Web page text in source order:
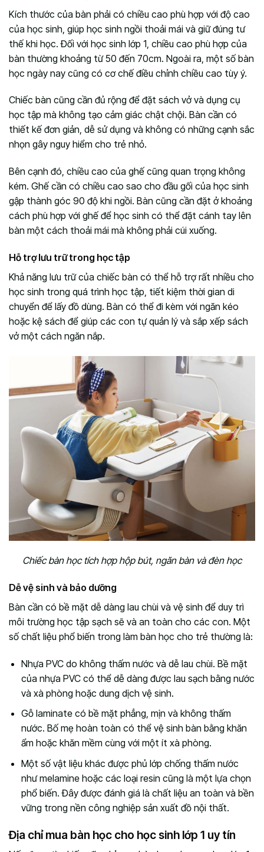
Kích thước của bàn phải có chiều cao phù hợp với độ cao
của học sinh, giúp học sinh ngồi thoải mái và giữ đúng tư
thế khi học. Đối với học sinh lớp 1, chiều cao phù hợp của
bàn thường khoảng từ 50 đến 70cm. Ngoài ra, một số bàn
học ngày nay cũng có cơ chế điều chỉnh chiều cao tùy ý.
Chiếc bàn cũng cần đủ rộng để đặt sách vở và dụng cụ
học tập mà không tạo cảm giác chật chội. Bàn cần có
thiết kế đơn giản, dễ sử dụng và không có những cạnh sắc
nhọn gây nguy hiểm cho trẻ nhỏ.
Bên cạnh đó, chiều cao của ghế cũng quan trọng không
kém. Ghế cần có chiều cao sao cho đầu gối của học sinh
gập thành góc 90 độ khi ngồi. Bàn cũng cần đặt ở khoảng
cách phù hợp với ghế để học sinh có thể đặt cánh tay lên
bàn một cách thoải mái mà không phải cúi xuống.
Hỗ trợ lưu trữ trong học tập
Khả năng lưu trữ của chiếc bàn có thể hỗ trợ rất nhiều cho
học sinh trong quá trình học tập, tiết kiệm thời gian di
chuyển để lấy đồ dùng. Bàn có thể đi kèm với ngăn kéo
hoặc kệ sách để giúp các con tự quản lý và sắp xếp sách
vở một cách ngăn nắp.
Chiếc bàn học tích hợp hộp bút, ngăn bàn và đèn học
Dễ vệ sinh và bảo dưỡng
Bàn cần có bề mặt dễ dàng lau chùi và vệ sinh để duy trì
môi trường học tập sạch sẽ và an toàn cho các con. Một
số chất liệu phổ biến trong làm bàn học cho trẻ thường là:
Nhựa PVC do không thấm nước và dễ lau chùi. Bề mặt
của nhựa PVC có thể dễ dàng được lau sạch bằng nước
và xà phòng hoặc dung dịch vệ sinh.
Gỗ laminate có bề mặt phẳng, mịn và không thấm
nước. Bố mẹ hoàn toàn có thể vệ sinh bàn bằng khăn
ẩm hoặc khăn mềm cùng với một ít xà phòng.
Một số vật liệu khác được phủ lớp chống thấm nước
như melamine hoặc các loại resin cũng là một lựa chọn
phổ biến. Đây được đánh giá là chất liệu an toàn và bền
vững trong nền công nghiệp sản xuất đồ nội thất.
Địa chỉ mua bàn học cho học sinh lớp 1 uy tín